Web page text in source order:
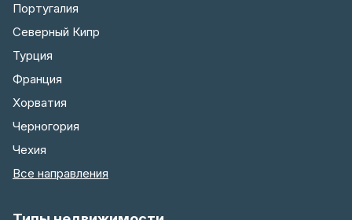
Португалия
Северный Кипр
Турция
Франция
Хорватия
Черногория
Чехия
Все направления